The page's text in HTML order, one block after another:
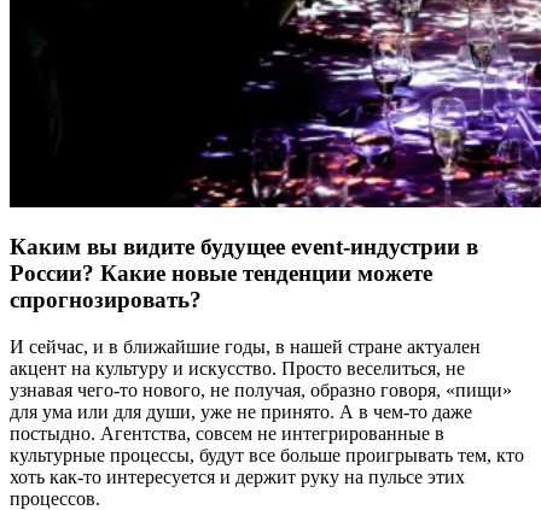
Каким вы видите будущее event-индустрии в
России? Какие новые тенденции можете
спрогнозировать?
И сейчас, и в ближайшие годы, в нашей стране актуален
акцент на культуру и искусство. Просто веселиться, не
узнавая чего-то нового, не получая, образно говоря, «пищи»
для ума или для души, уже не принято. А в чем-то даже
постыдно. Агентства, совсем не интегрированные в
культурные процессы, будут все больше проигрывать тем, кто
хоть как-то интересуется и держит руку на пульсе этих
процессов.